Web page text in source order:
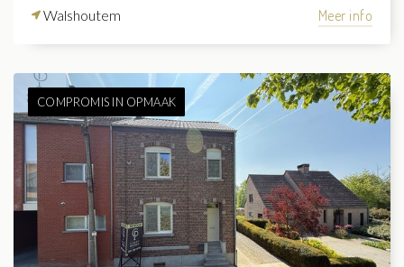
Walshoutem Meer info
COMPROMIS IN OPMAAK